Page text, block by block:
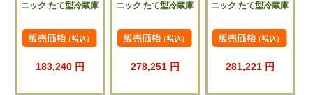
ニック たて型冷蔵庫
183,240 円
ニック たて型冷蔵庫
278,251 円
ニック たて型冷蔵庫
281,221 円